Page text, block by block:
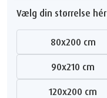
Vælg din størrelse hér
80x200 cm
90x210 cm
120x200 cm